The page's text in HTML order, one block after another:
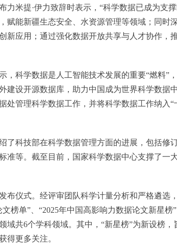
米提·伊力致辞时表示，“科学数据已成为支
赋能新疆生态安全、水资源管理等领域；同时
新应用；通过强化数据开放共享与人才协作，
科学数据是人工智能技术发展的重要“燃料”
设开源数据库，助力中国成为世界科学数据
处管理科学数据工作，并将科学数据工作纳入“
科技部在科学数据管理方面的进展，包括修
准等。截至目前，国家科学数据中心支撑了一
仪式。经评审团队科学计量分析和严格遴选，
榜单”、“2025年中国高影响力数据论文新星榜
共6个学科领域。其中，“新星榜”为新设榜，
得更多关注。